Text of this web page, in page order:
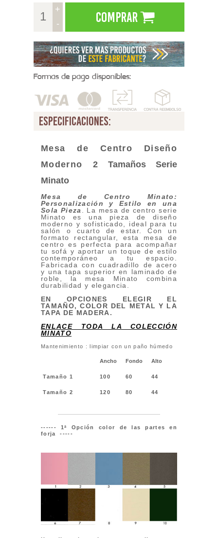
+
-
Comprar
Formas de pago disponibles:
especificaciones:
Mesa de Centro Diseño
Moderno2 Tamaños Serie
Minato
Mesa de Centro Minato:
Personalización y Estilo en una
Sola Pieza. La mesa de centro serie
Minato es una pieza de diseño
moderno y sofisticado, ideal para tu
salón o cuarto de estar. Con un
formato rectangular, esta mesa de
centro es perfecta para acompañar
tu sofá y aportar un toque de estilo
contemporáneo a tu espacio.
Fabricada con cuadradillo de acero
y una tapa superior en laminado de
roble, la mesa Minato combina
durabilidad y elegancia.
EN OPCIONES ELEGIR EL
TAMAÑO, COLOR DEL METAL Y LA
TAPA DE MADERA.
ENLACE TODA LA COLECCIÓN
MINATO
Mantenimiento : limpiar con un paño húmedo
Ancho Fondo Alto
Tamaño 1 100 60 44
Tamaño 2 120 80 44
------ 1ª Opción color de las partes en
forja -----